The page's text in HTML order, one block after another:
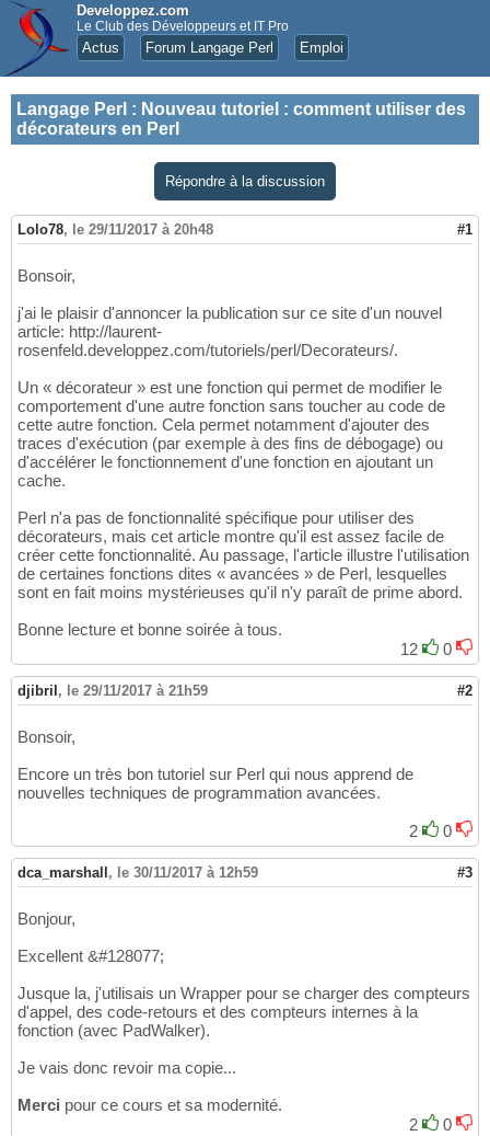
Developpez.com
Le Club des Développeurs et IT Pro
Actus Forum Langage Perl Emploi
Langage Perl : Nouveau tutoriel : comment utiliser des
décorateurs en Perl
Répondre à la discussion
Lolo78, le 29/11/2017 à 20h48 #1
Bonsoir,
j'ai le plaisir d'annoncer la publication sur ce site d'un nouvel
article: http://laurent-
rosenfeld.developpez.com/tutoriels/perl/Decorateurs/.
Un « décorateur » est une fonction qui permet de modifier le
comportement d'une autre fonction sans toucher au code de
cette autre fonction. Cela permet notamment d'ajouter des
traces d'exécution (par exemple à des fins de débogage) ou
d'accélérer le fonctionnement d'une fonction en ajoutant un
cache.
Perl n'a pas de fonctionnalité spécifique pour utiliser des
décorateurs, mais cet article montre qu'il est assez facile de
créer cette fonctionnalité. Au passage, l'article illustre l'utilisation
de certaines fonctions dites « avancées » de Perl, lesquelles
sont en fait moins mystérieuses qu'il n'y paraît de prime abord.
Bonne lecture et bonne soirée à tous.
12
0
djibril , le 29/11/2017 à 21h59 #2
Bonsoir,
Encore un très bon tutoriel sur Perl qui nous apprend de
nouvelles techniques de programmation avancées.
2 0
dca_marshall , le 30/11/2017 à 12h59 #3
Bonjour,
Excellent &#128077;
Jusque la, j'utilisais un Wrapper pour se charger des compteurs
d'appel, des code-retours et des compteurs internes à la
fonction (avec PadWalker).
Je vais donc revoir ma copie...
Merci pour ce cours et sa modernité.
2
0